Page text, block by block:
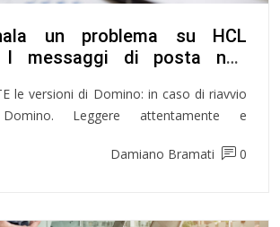
un problema su HCL
I messaggi di posta non
riavviati a partire dal 13
le versioni di Domino: in caso di riavvio
Leggere attentamente e
Damiano Bramati 0